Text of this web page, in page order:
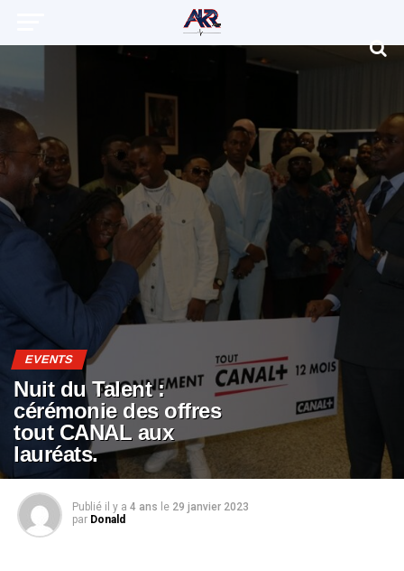
EVENTS
Nuit du Talent :
cérémonie des offres
tout CANAL aux
lauréats.
Publié il y a 4 ans le 29 janvier 2023
par Donald